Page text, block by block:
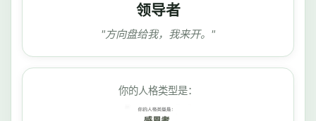
领导者
"方向盘给我，我来开。"
你的人格类型是：